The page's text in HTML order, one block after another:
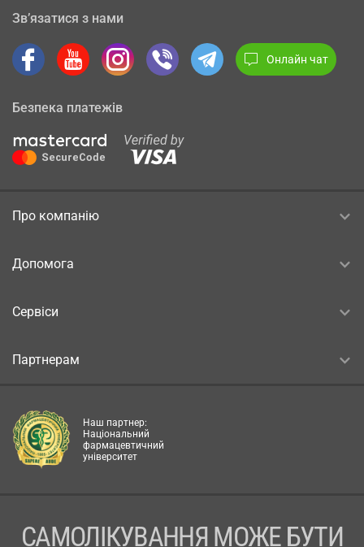
Зв’язатися з нами
Онлайн чат
Безпека платежів
Про компанію
Допомога
Сервіси
Партнерам
Наш партнер:
Національний
фармацевтичний
університет
САМОЛІКУВАННЯ МОЖЕ БУТИ